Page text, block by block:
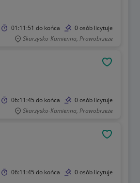
01:11:51 do końca 0 osób licytuje
Skarżysko-Kamienna, Prawobrzeże
06:11:45 do końca 0 osób licytuje
Skarżysko-Kamienna, Prawobrzeże
06:11:45 do końca 0 osób licytuje